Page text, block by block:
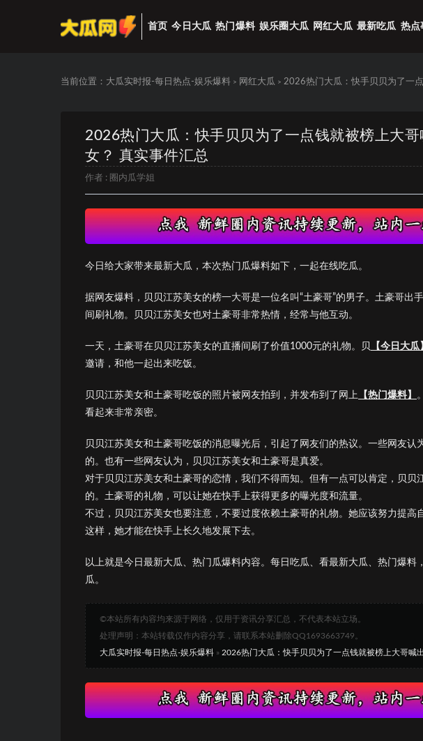
首页 今日大瓜 热门爆料 娱乐圈大瓜 网红大瓜 最新吃瓜 热点
当前位置： 大瓜实时报-每日热点-娱乐爆料 > 网红大瓜 > 2026热门大瓜：快手贝贝为了一
2026热门大瓜：快手贝贝为了一点钱就被榜上大
女？ 真实事件汇总
作者 : 圈内瓜学姐
今日给大家带来最新大瓜，本次热门瓜爆料如下，一起在线吃瓜。
据网友爆料，贝贝江苏美女的榜一大哥是一位名叫“土豪哥”的男子。土豪哥出手
间刷礼物。贝贝江苏美女也对土豪哥非常热情，经常与他互动。
一天，土豪哥在贝贝江苏美女的直播间刷了价值1000元的礼物。贝 【今日大瓜
邀请，和他一起出来吃饭。
贝贝江苏美女和土豪哥吃饭的照片被网友拍到，并发布到了网上 【热门爆料】
看起来非常亲密。
贝贝江苏美女和土豪哥吃饭的消息曝光后，引起了网友们的热议。一些网友认
的。也有一些网友认为，贝贝江苏美女和土豪哥是真爱。
对于贝贝江苏美女和土豪哥的恋情，我们不得而知。但有一点可以肯定，贝贝
的。土豪哥的礼物，可以让她在快手上获得更多的曝光度和流量。
不过，贝贝江苏美女也要注意，不要过度依赖土豪哥的礼物。她应该努力提高
这样，她才能在快手上长久地发展下去。
以上就是今日最新大瓜、热门瓜爆料内容。每日吃瓜、看最新大瓜、热门爆
瓜。
©本站所有内容均来源于网络，仅用于资讯分享汇总，不代表本站立场。
处理声明：本站转载仅作内容分享，请联系本站删除QQ1693663749。
大瓜实时报-每日热点-娱乐爆料 » 2026热门大瓜：快手贝贝为了一点钱就被榜上大哥喊